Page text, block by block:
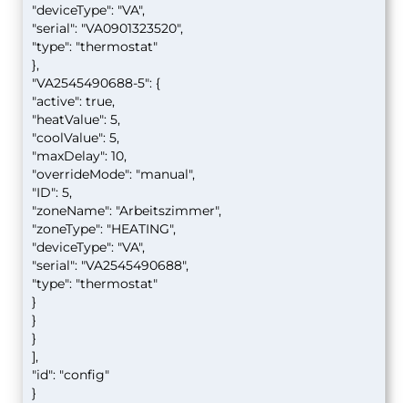
"deviceType": "VA",
"serial": "VA0901323520",
"type": "thermostat"
},
"VA2545490688-5": {
"active": true,
"heatValue": 5,
"coolValue": 5,
"maxDelay": 10,
"overrideMode": "manual",
"ID": 5,
"zoneName": "Arbeitszimmer",
"zoneType": "HEATING",
"deviceType": "VA",
"serial": "VA2545490688",
"type": "thermostat"
}
}
}
],
"id": "config"
}